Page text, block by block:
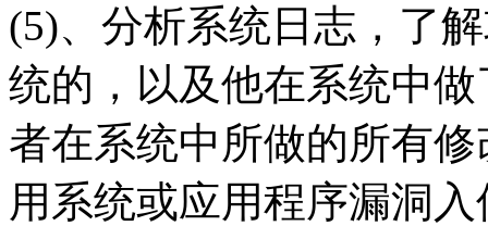
(5)、分析系统日志，了
统的，以及他在系统中
者在系统中所做的所有
用系统或应用程序漏洞